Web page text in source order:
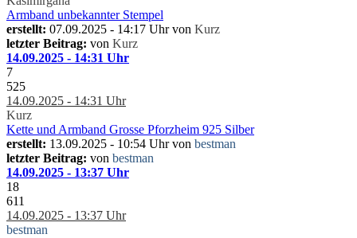
Armband unbekannter Stempel
erstellt: 07.09.2025 - 14:17 Uhr von Kurz
letzter Beitrag: von Kurz
14.09.2025 - 14:31 Uhr
7
525
14.09.2025 - 14:31 Uhr
Kurz
Kette und Armband Grosse Pforzheim 925 Silber
erstellt: 13.09.2025 - 10:54 Uhr von bestman
letzter Beitrag: von bestman
14.09.2025 - 13:37 Uhr
18
611
14.09.2025 - 13:37 Uhr
bestman